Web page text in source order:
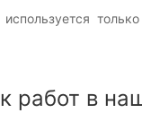
работ в